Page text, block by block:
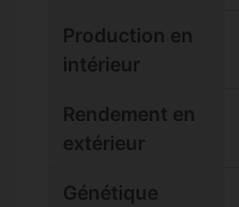
Production en
intérieur
Rendement en
extérieur
Génétique